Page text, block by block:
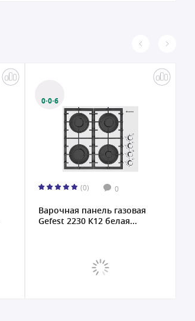
0·0·6
(0) 0
Варочная панель газовая
Gefest 2230 К12 белая...